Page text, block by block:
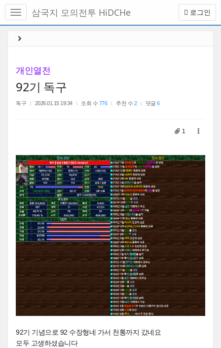
메
토
로그인
삼국지 모의전투 HiDCHe
개인열전
92기 독구
독구 2026.01.15 19:34 조회 수 776 추천 수 2 댓글6
1
92기 기념으로 92 수장형네 가서 천통까지 갔네요
모두 고생하셨습니다